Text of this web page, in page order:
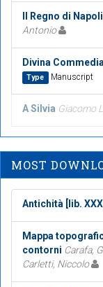
Il Regno di Napoli
Antonio
Divina Commedia
Type Manuscript
A Silvia Giacomo
MOST
Antichità [lib.
Mappa
contorni Carafa,
Carletti, Niccolo